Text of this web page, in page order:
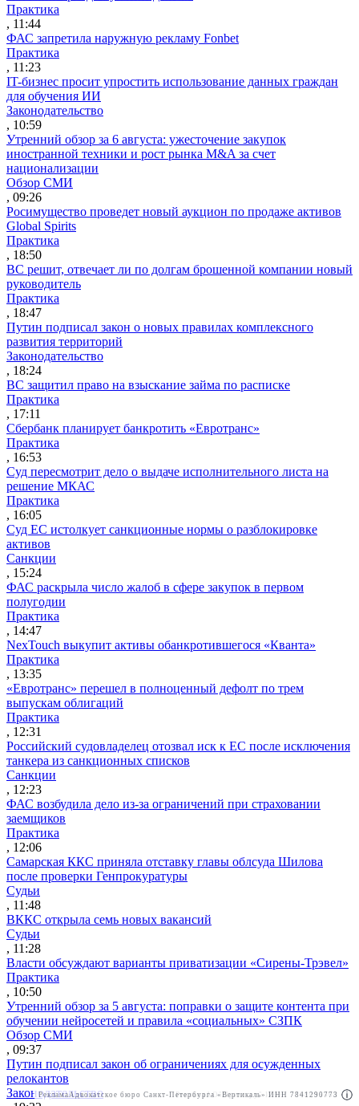
Реклама АО"Право.ру" ИНН: 7708095468
Практика
, 11:44
ФАС запретила наружную рекламу Fonbet
Практика
, 11:23
IT-бизнес просит упростить использование данных граждан
для обучения ИИ
Законодательство
, 10:59
Утренний обзор за 6 августа: ужесточение закупок
иностранной техники и рост рынка M&A за счет
национализации
Обзор СМИ
, 09:26
Росимущество проведет новый аукцион по продаже активов
Global Spirits
Практика
, 18:50
ВС решит, отвечает ли по долгам брошенной компании новый
руководитель
Практика
, 18:47
Путин подписал закон о новых правилах комплексного
развития территорий
Законодательство
, 18:24
ВС защитил право на взыскание займа по расписке
Практика
, 17:11
Сбербанк планирует банкротить «Евротранс»
Практика
, 16:53
Суд пересмотрит дело о выдаче исполнительного листа на
решение МКАС
Практика
, 16:05
Суд ЕС истолкует санкционные нормы о разблокировке
активов
Санкции
, 15:24
ФАС раскрыла число жалоб в сфере закупок в первом
полугодии
Практика
, 14:47
NexTouch выкупит активы обанкротившегося «Кванта»
Практика
, 13:35
«Евротранс» перешел в полноценный дефолт по трем
выпускам облигаций
Практика
, 12:31
Российский судовладелец отозвал иск к ЕС после исключения
танкера из санкционных списков
Санкции
, 12:23
ФАС возбудила дело из-за ограничений при страховании
заемщиков
Практика
, 12:06
Самарская ККС приняла отставку главы облсуда Шилова
после проверки Генпрокуратуры
Судьи
, 11:48
ВККС открыла семь новых вакансий
Судьи
, 11:28
Власти обсуждают варианты приватизации «Сирены-Трэвел»
Практика
, 10:50
Утренний обзор за 5 августа: поправки о защите контента при
обучении нейросетей и правила «социальных» СЗПК
Обзор СМИ
, 09:37
Путин подписал закон об ограничениях для осужденных
релокантов
Законодательство
Реклама Адвокатское бюро Санкт-Петербурга «Вертикаль» ИНН 7841290773